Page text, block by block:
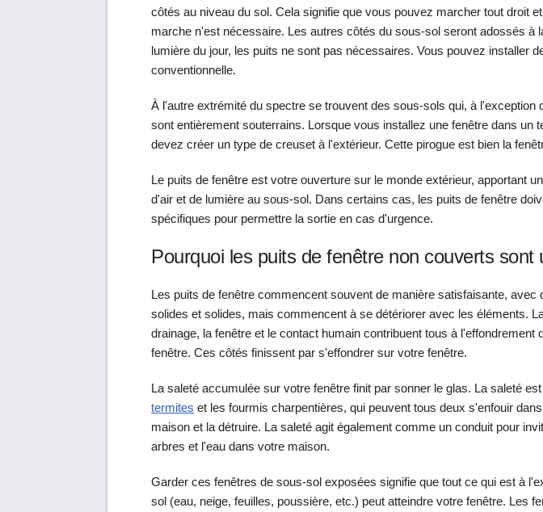
côtés au niveau du sol. Cela signifie que vous pouvez marcher tout droit
marche n'est nécessaire. Les autres côtés du sous-sol seront adossés à
lumière du jour, les puits ne sont pas nécessaires. Vous pouvez installer
conventionnelle.
À l'autre extrémité du spectre se trouvent des sous-sols qui, à l'exception
sont entièrement souterrains. Lorsque vous installez une fenêtre dans un
devez créer un type de creuset à l'extérieur. Cette pirogue est bien la
Le puits de fenêtre est votre ouverture sur le monde extérieur, apportant
d'air et de lumière au sous-sol. Dans certains cas, les puits de fenêtre
spécifiques pour permettre la sortie en cas d'urgence.
Pourquoi les puits de fenêtre non couverts sont
Les puits de fenêtre commencent souvent de manière satisfaisante, avec
solides et solides, mais commencent à se détériorer avec les éléments.
drainage, la fenêtre et le contact humain contribuent tous à l'effondrement
fenêtre. Ces côtés finissent par s'effondrer sur votre fenêtre.
La saleté accumulée sur votre fenêtre finit par sonner le glas. La saleté
termites et les fourmis charpentières, qui peuvent tous deux s'enfouir
maison et la détruire. La saleté agit également comme un conduit pour
arbres et l'eau dans votre maison.
Garder ces fenêtres de sous-sol exposées signifie que tout ce qui est à
sol (eau, neige, feuilles, poussière, etc.) peut atteindre votre fenêtre. Les